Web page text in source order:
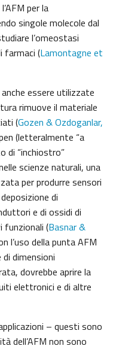
per la
singole molecole dal
l’omeostasi
farmaci (Lamontagne et
essere utilizzate
rimuove il materiale
(Gozen & Ozdoganlar,
(letteralmente “a
di “inchiostro”
scienze naturali, una
per produrre sensori
di
e di ossidi di
funzionali (Basnar &
l’uso della punta AFM
dimensioni
dovrebbe aprire la
elettronici e di altre
– questi sono
dell’AFM non sono